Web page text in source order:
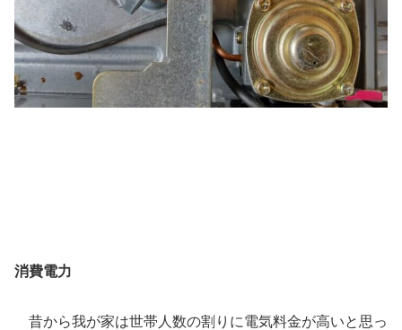
消費電力
昔から我が家は世帯人数の割りに電気料金が高いと思っ